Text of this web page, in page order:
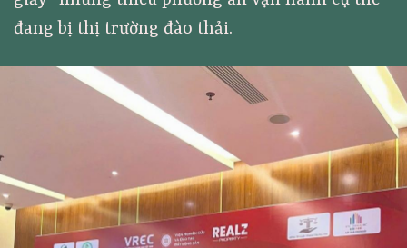
đang bị thị trường đào thải.